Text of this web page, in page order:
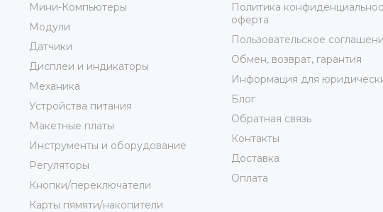
Мини-Компьютеры
Модули
Датчики
Дисплеи и индикаторы
Механика
Устройства питания
Макетные платы
Инструменты и оборудование
Регуляторы
Кнопки/переключатели
Карты пямяти/накопители
Политика
оферта
Пользовательское
Обмен, возврат, гарантия
Информация для
Блог
Обратная связь
Контакты
Доставка
Оплата